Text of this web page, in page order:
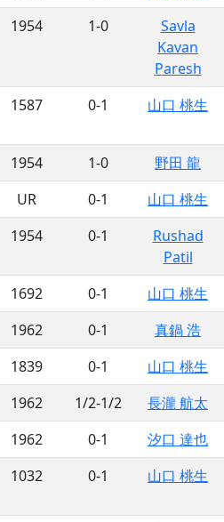
1954 1-0
Savla
Kavan
Paresh
1587 0-1 山口 桃生
1954 1-0
野田 龍
UR 0-1
山口 桃生
1954 0-1
Rushad
Patil
1692 0-1
山口 桃生
1962 0-1
真鍋 浩
1839 0-1
山口 桃生
1962 1/2-1/2
長瀧 航太
1962 0-1
汐口 達也
1032 0-1 山口 桃生